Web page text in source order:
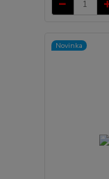
Novinka